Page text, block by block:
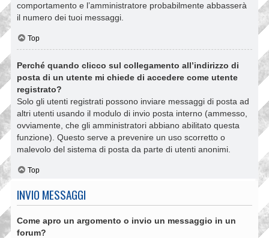
comportamento e l’amministratore probabilmente abbasserà
il numero dei tuoi messaggi.
Top
Perché quando clicco sul collegamento all’indirizzo di
posta di un utente mi chiede di accedere come utente
registrato?
Solo gli utenti registrati possono inviare messaggi di posta ad
altri utenti usando il modulo di invio posta interno (ammesso,
ovviamente, che gli amministratori abbiano abilitato questa
funzione). Questo serve a prevenire un uso scorretto o
malevolo del sistema di posta da parte di utenti anonimi.
Top
INVIO MESSAGGI
Come apro un argomento o invio un messaggio in un
forum?